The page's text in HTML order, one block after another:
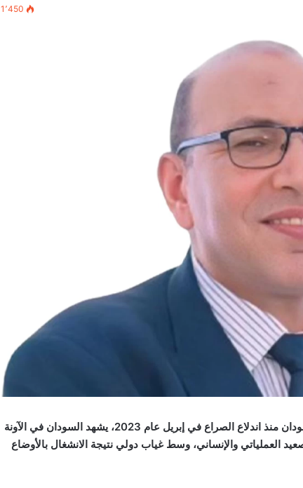
1٬450
في تكرار لحالة الإهمال الدولي التي يعيشها السودان منذ اندلاع الصراع في إبريل عام 2023، يشهد السودان في الآونة
العملياتي والإنساني، وسط غياب دولي نتيجة الانشغال بالأوضاع